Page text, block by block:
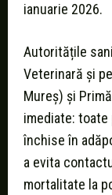
ianuarie 2026.
Autoritățile
Veterinară și
Mureș) și
imediate:
închise în
a evita
mortalitate la